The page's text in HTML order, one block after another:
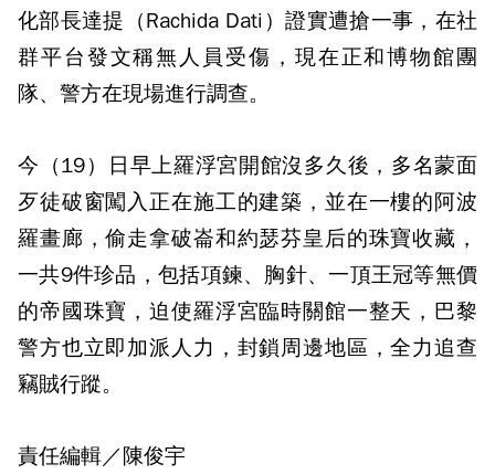
化部長達提（Rachida Dati）證實遭搶一事，在社
群平台發文稱無人員受傷，現在正和博物館團
隊、警方在現場進行調查。
今（19）日早上羅浮宮開館沒多久後，多名蒙面
歹徒破窗闖入正在施工的建築，並在一樓的阿波
羅畫廊，偷走拿破崙和約瑟芬皇后的珠寶收藏，
一共9件珍品，包括項鍊、胸針、一頂王冠等無價
的帝國珠寶，迫使羅浮宮臨時關館一整天，巴黎
警方也立即加派人力，封鎖周邊地區，全力追查
竊賊行蹤。
責任編輯／陳俊宇